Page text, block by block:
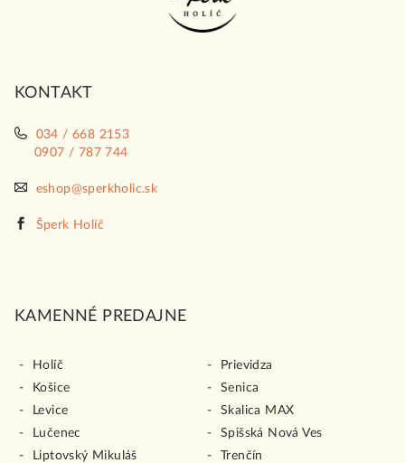
KONTAKT
034 / 668 2153
0907 / 787 744
eshop@sperkholic.sk
Šperk Holíč
KAMENNÉ PREDAJNE
Holíč
Košice
Levice
Lučenec
Liptovský Mikuláš
Prievidza
Senica
Skalica MAX
Spišská Nová Ves
Trenčín